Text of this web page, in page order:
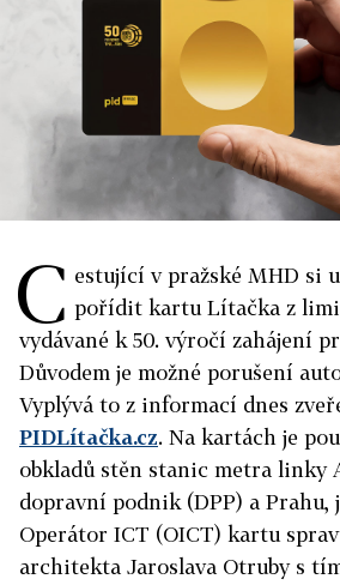
C estující v pražské MHD si
pořídit kartu Lítačka z
vydávané k 50. výročí zahájení
Důvodem je možné porušení
Vyplývá to z informací dnes
PIDLítačka.cz. Na kartách je
obkladů stěn stanic metra linky
dopravní podnik (DPP) a Prahu,
Operátor ICT (OICT) kartu
architekta Jaroslava Otruby s